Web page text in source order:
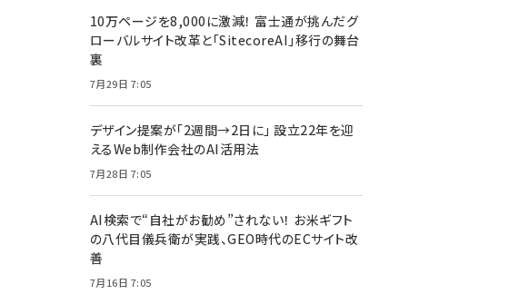
10万ページを8,000に激減！ 富士通が挑んだグ
ローバルサイト改革と「SitecoreAI」移行の舞台
裏
7月29日 7:05
デザイン提案が「2週間→2日に」 設立22年を迎
えるWeb制作会社のAI活用法
7月28日 7:05
AI検索で“自社がお勧め”されない！ お米ギフト
の八代目儀兵衛が実践、GEO時代のECサイト改
善
7月16日 7:05